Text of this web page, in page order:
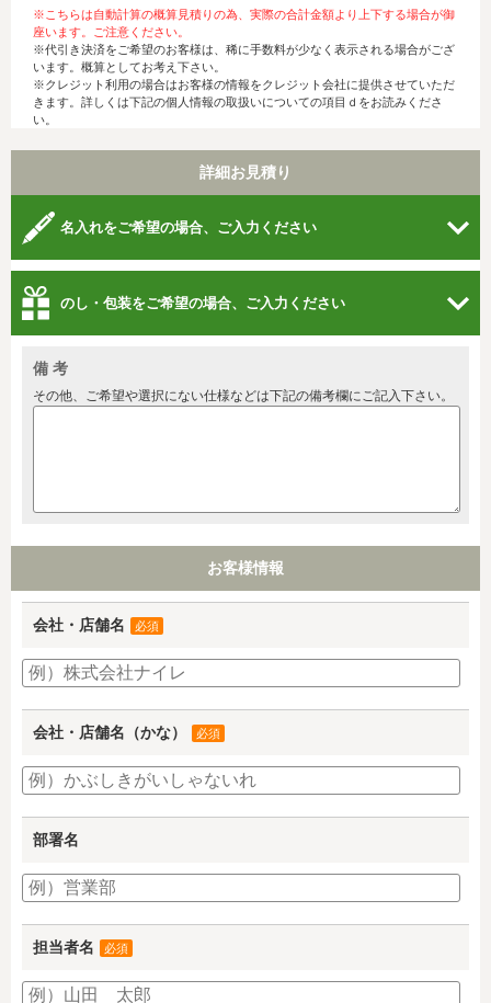
※こちらは自動計算の概算見積りの為、実際の合計金額より上下する場合が御
座います。ご注意ください。
※代引き決済をご希望のお客様は、稀に手数料が少なく表示される場合がござ
います。概算としてお考え下さい。
※クレジット利用の場合はお客様の情報をクレジット会社に提供させていただ
きます。詳しくは下記の個人情報の取扱いについての項目ｄをお読みくださ
い。
詳細お見積り
名入れをご希望の場合、ご入力ください
のし・包装をご希望の場合、ご入力ください
備 考
その他、ご希望や選択にない仕様などは下記の備考欄にご記入下さい。
お客様情報
会社・店舗名 必須
会社・店舗名（かな） 必須
部署名
担当者名 必須